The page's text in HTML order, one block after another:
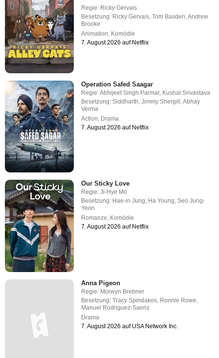
Regie: Ricky Gervais
Besetzung: Ricky Gervais ,Tom Basden ,Andrew
Brooke
Animation Komödie
7. August 2026 auf Netflix
Operation Safed Saagar
Regie:Abhijeet Singh Parmar, Kushal Srivastava
Besetzung:Siddharth,Jimmy Shergill ,Abhay
Verma
Action, Drama
7. August 2026 auf Netflix
Our Sticky Love
Regie:Ji-Hye Mo
Besetzung: Hae-in Jung, Ha Young,Seo Jung-
Yeon
Romanze, Komödie
7. August 2026 auf Netflix
Anna Pigeon
Regie: Morwyn Brebner
Besetzung:Tracy Spiridakos Ronnie Rowe
Manuel Rodriguez-Saenz
Drama
7. August 2026 auf USA Network Inc.